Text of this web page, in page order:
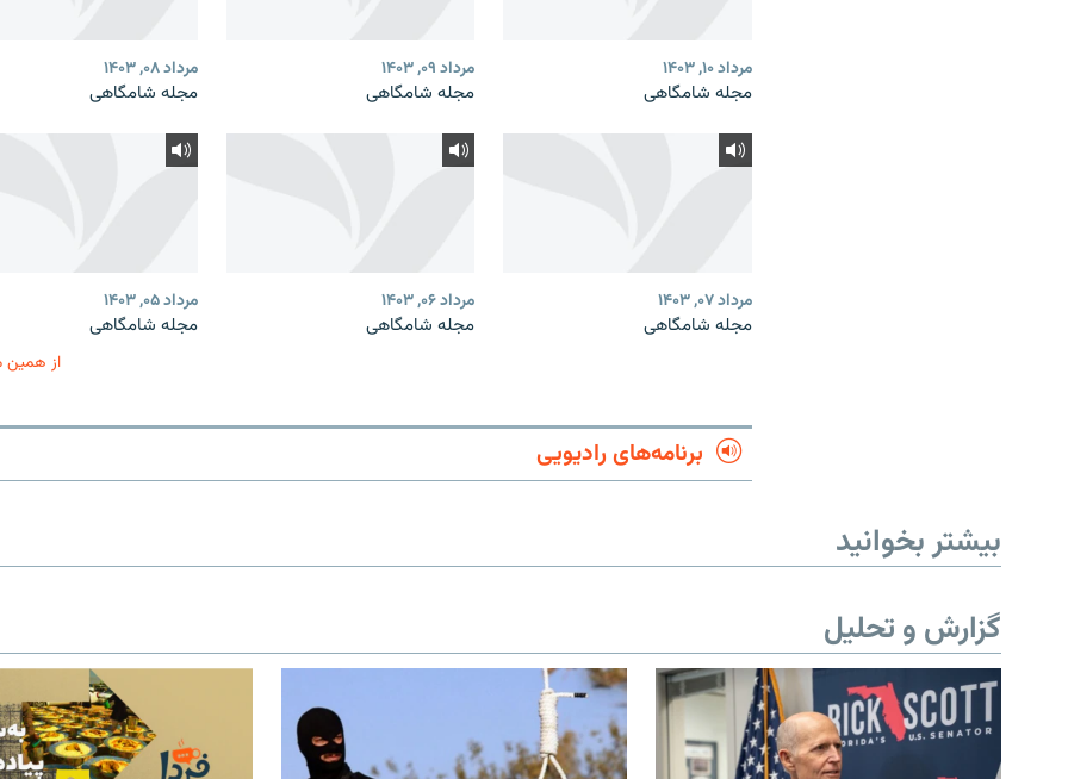
مرداد ۱۰, ۱۴۰۳
مجله شامگاهی
مرداد ۰۹, ۱۴۰۳
مجله شامگاهی
مرداد ۰۸, ۱۴۰۳
مجله شامگاهی
مرداد ۰۷, ۱۴۰۳
مجله شامگاهی
مرداد ۰۶, ۱۴۰۳
مجله شامگاهی
مرداد ۰۵, ۱۴۰۳
مجله شامگاهی
از همین
برنامه‌های رادیویی
بیشتر بخوانید
گزارش و تحلیل